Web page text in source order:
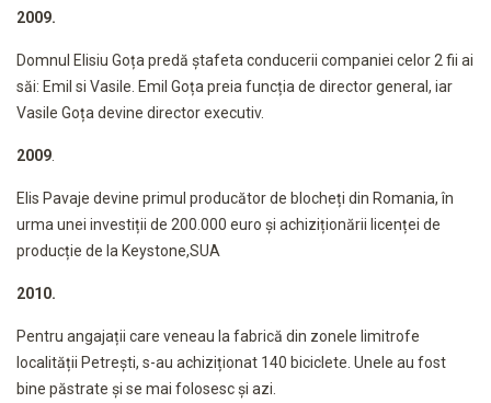
2009.
Domnul Elisiu Goța predă ștafeta conducerii companiei celor 2 fii ai
săi: Emil si Vasile. Emil Goța preia funcția de director general, iar
Vasile Goța devine director executiv.
2009.
Elis Pavaje devine primul producător de blocheți din Romania, în
urma unei investiții de 200.000 euro și achiziționării licenței de
producție de la Keystone,SUA
2010.
Pentru angajații care veneau la fabrică din zonele limitrofe
localității Petrești, s-au achiziționat 140 biciclete. Unele au fost
bine păstrate și se mai folosesc și azi.